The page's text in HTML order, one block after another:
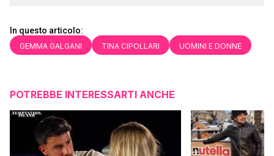
In questo articolo:
GEMMA GALGANI TINA CIPOLLARI UOMINI E DONNE
POTREBBE INTERESSARTI ANCHE